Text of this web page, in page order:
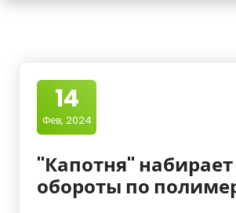
14
Фев, 2024
"Капотня" набирает
обороты по